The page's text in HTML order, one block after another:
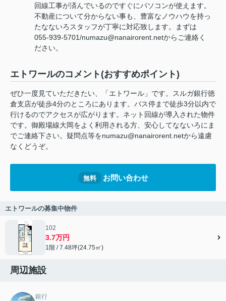
回線工事が済んでいるのですぐにパソコンが使えます。
不動産について分からない事も、豊富なノウハウを持っ
たなないろスタッフが丁寧に対応致します。まずは
055-939-5701/numazu@nanairorent.netからご連絡く
ださい。
エトワールのコメント(おすすめポイント)
ぜひ一度見ていただきたい、「エトワール」です。スルガ銀行徳
倉支店が徒歩4分のところにあります。バス停まで徒歩3分以内で
行けるのでアクセスが広がります。ネット回線が導入された物件
です。御殿場線大岡をよく利用される方、安心してなないろにま
でご連絡下さい。疑問点等をnumazu@nanairorent.netから遠慮
なくどうぞ。
無料 お問い合わせ
エトワールの募集中物件
102
3.7万円
1階 / 7.48坪(24.75㎡)
周辺施設
銀行